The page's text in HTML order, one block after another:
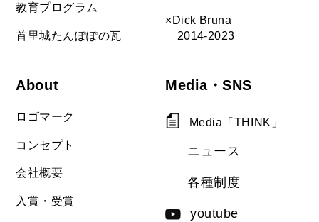
教育プログラム
首里城たんぽぽの瓦
×Dick Bruna
2014-2023
About
ロゴマーク
コンセプト
会社概要
入賞・受賞
Media・SNS
Media「THINK」
ニュース
各種制度
youtube